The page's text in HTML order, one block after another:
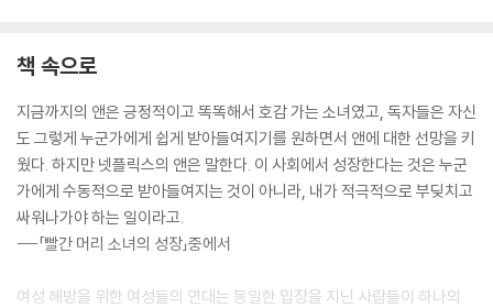
책 속으로
지금까지의 앤은 긍정적이고 똑똑해서 호감 가는 소녀였고, 독자들은 자신
도 그렇게 누군가에게 쉽게 받아들여지기를 원하면서 앤에 대한 선망을 키
웠다. 하지만 넷플릭스의 앤은 말한다. 이 사회에서 성장한다는 것은 누군
가에게 수동적으로 받아들여지는 것이 아니라, 내가 적극적으로 부딪치고
싸워나가야 하는 일이라고.
---「빨간 머리 소녀의 성장」중에서
여성 해방을 위한 여성들의 연대는 동일한 입장을 지닌 사람들이 하나의